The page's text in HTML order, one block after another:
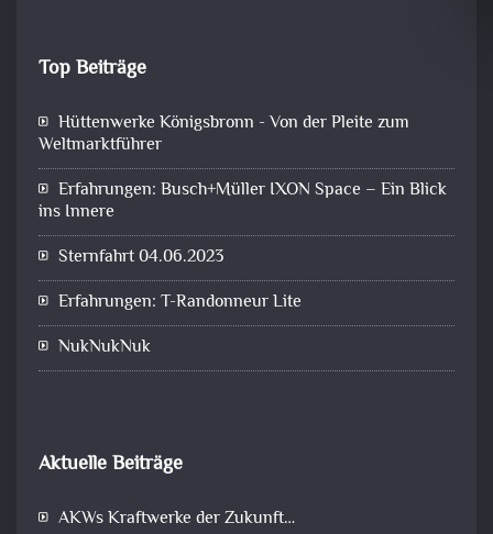
Top Beiträge
Hüttenwerke Königsbronn - Von der Pleite zum
Weltmarktführer
Erfahrungen: Busch+Müller IXON Space – Ein Blick
ins Innere
Sternfahrt 04.06.2023
Erfahrungen: T-Randonneur Lite
NukNukNuk
Aktuelle Beiträge
AKWs Kraftwerke der Zukunft…